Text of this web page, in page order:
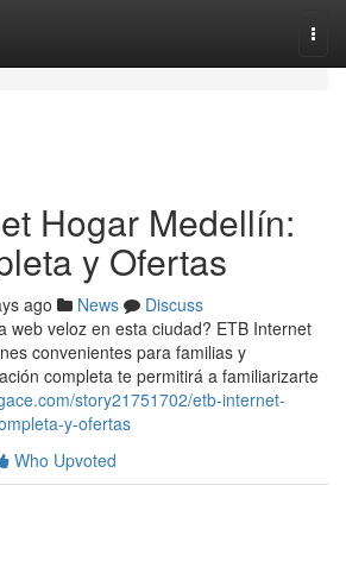
Hogar Medellín:
y Ofertas
ago News
Discuss
web veloz en esta ciudad? ETB Internet
convenientes para familias y
completa te permitirá a familiarizarte
story21751702/etb-internet-
y-ofertas
Who Upvoted